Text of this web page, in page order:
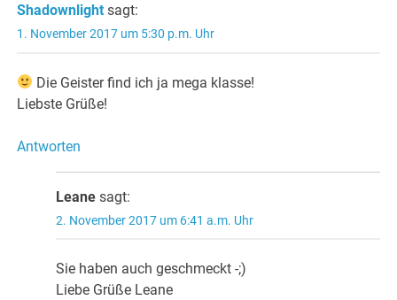
Shadownlight sagt:
1. November 2017 um 5:30 p.m. Uhr
Die Geister find ich ja mega klasse!
Liebste Grüße!
Antworten
Leane sagt:
2. November 2017 um 6:41 a.m. Uhr
Sie haben auch geschmeckt -;)
Liebe Grüße Leane